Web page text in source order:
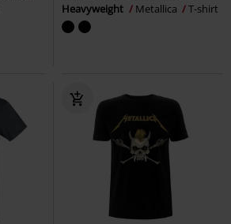
Heavyweight
Metallica T-shirt